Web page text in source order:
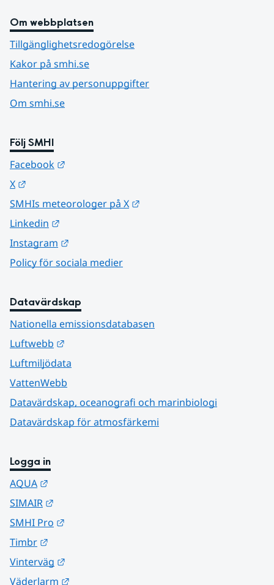
Om webbplatsen
Tillgänglighetsredogörelse
Kakor på smhi.se
Hantering av personuppgifter
Om smhi.se
Följ SMHI
Facebook
X
SMHIs meteorologer på X
Linkedin
Instagram
Policy för sociala medier
Datavärdskap
Nationella emissionsdatabasen
Luftwebb
Luftmiljödata
VattenWebb
Datavärdskap, oceanografi och marinbiologi
Datavärdskap för atmosfärkemi
Logga in
AQUA
SIMAIR
SMHI Pro
Timbr
Vinterväg
Väderlarm